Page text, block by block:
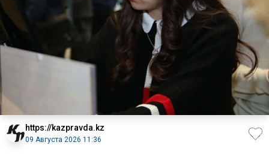
https://kazpravda.kz
09 Августа 2026 11:36